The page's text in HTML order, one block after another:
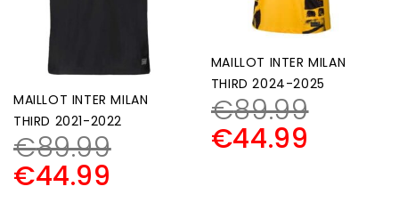
MAILLOT INTER MILAN
THIRD 2021-2022
€89.99
€44.99
MAILLOT INTER MILAN
THIRD 2024-2025
€89.99
€44.99